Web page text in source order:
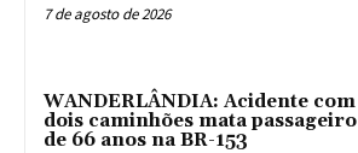
7 de agosto de 2026
WANDERLÂNDIA: Acidente com
dois caminhões mata passageiro
de 66 anos na BR-153